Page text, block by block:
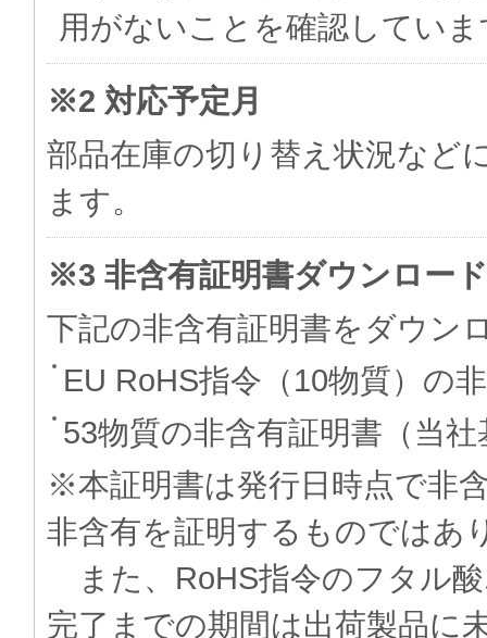
用がないことを確認してい
※2 対応予定月
部品在庫の切り替え状況など
ます。
※3 非含有証明書ダウンロード
下記の非含有証明書をダウン
EU RoHS指令（10物質）の
53物質の非含有証明書（当社
※本証明書は発行日時点で非
非含有を証明するものでは
また、RoHS指令のフタル
完了までの期間は出荷製品に